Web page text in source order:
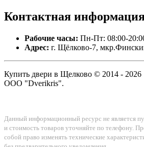
Контактная
Рабочие часы: Пн-Пт: 08:00-
Адрес: г. Щёлково-7,
Купить двери в Щелково © 2014 - 2026
ООО "Dverikris".
Данный информационный ресурс не является
и стоимость товаров уточняйте по телефону.
собой право изменять технические